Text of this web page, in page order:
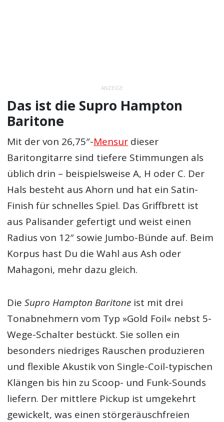
ANZEIGE
Das ist die Supro Hampton
Baritone
Mit der von 26,75″-Mensur dieser
Baritongitarre sind tiefere Stimmungen als
üblich drin – beispielsweise A, H oder C. Der
Hals besteht aus Ahorn und hat ein Satin-
Finish für schnelles Spiel. Das Griffbrett ist
aus Palisander gefertigt und weist einen
Radius von 12″ sowie Jumbo-Bünde auf. Beim
Korpus hast Du die Wahl aus Ash oder
Mahagoni, mehr dazu gleich.
DieSupro Hampton Baritone ist mit drei
Tonabnehmern vom Typ »Gold Foil« nebst 5-
Wege-Schalter bestückt. Sie sollen ein
besonders niedriges Rauschen produzieren
und flexible Akustik von Single-Coil-typischen
Klängen bis hin zu Scoop- und Funk-Sounds
liefern. Der mittlere Pickup ist umgekehrt
gewickelt, was einen störgeräuschfreien